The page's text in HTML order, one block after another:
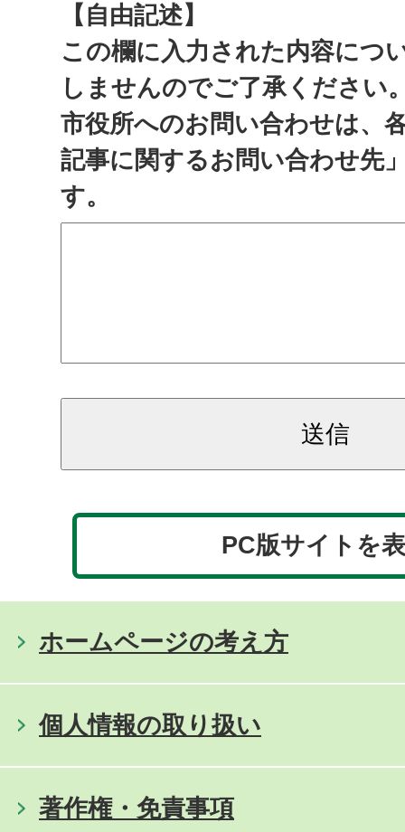
【自由記述】
この欄に入力された内容につ
しませんのでご了承ください
市役所へのお問い合わせは、
記事に関するお問い合わせ先
す。
PC版サイトを
ホームページの考え方
個人情報の取り扱い
著作権・免責事項